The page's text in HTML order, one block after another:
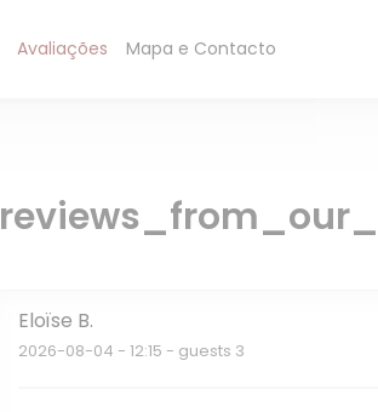
Avaliações Mapa e Contacto
Eloïse B
2026-08-04 - 12:15 - guests 3